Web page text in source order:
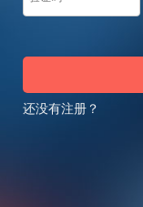
还没有注册？